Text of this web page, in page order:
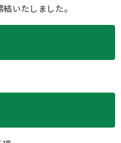
いたしました。